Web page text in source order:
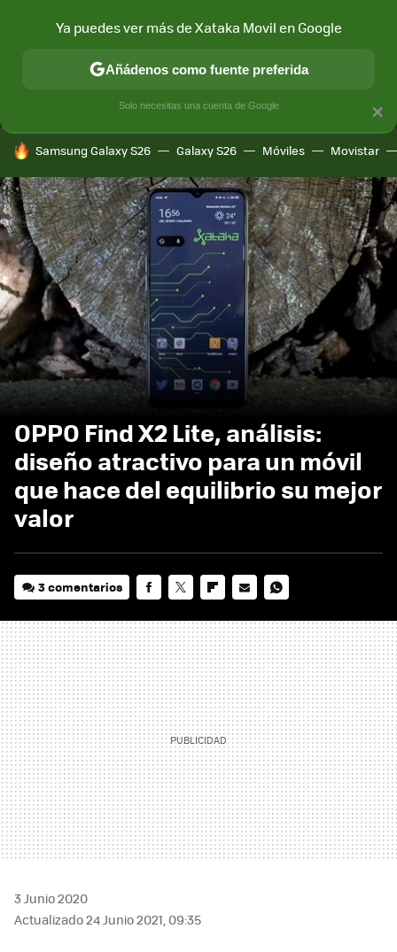
MÓVIL Y SOCIEDAD APLICACIONES
HOY SE HABLA DE
Samsung Galaxy S26 Galaxy S26 Móviles Movistar
OPPO Find X2 Lite, análisis:
diseño atractivo para un móvil
que hace del equilibrio su mejor
valor
3 comentarios
MAIL
3 Junio 2020
Actualizado 24 Junio 2021, 09:35
×
Ya puedes ver más de Xataka Movil en Google
Añádenos como fuente preferida
Solo necesitas una cuenta de Google